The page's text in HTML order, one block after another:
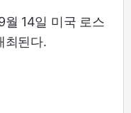
14일 미국 로스
최된다.